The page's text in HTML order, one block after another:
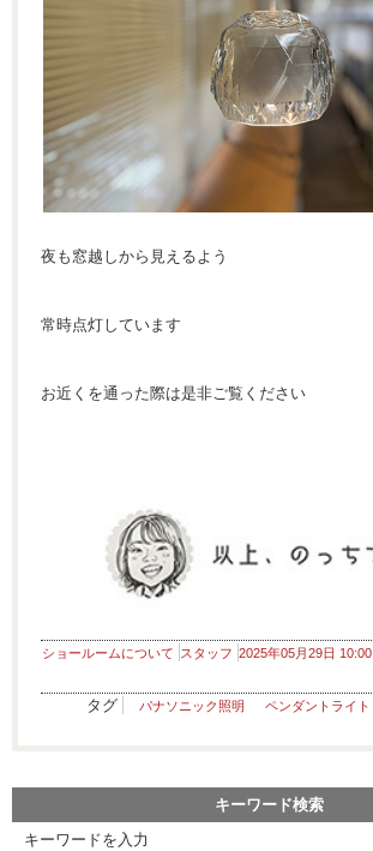
夜も窓越しから見えるよう
常時点灯しています
お近くを通った際は是非ご覧ください
ショールームについて スタッフ 2025年05月29日 10:00
タグ パナソニック照明 ペンダントライト
キーワード検索
キーワードを入力